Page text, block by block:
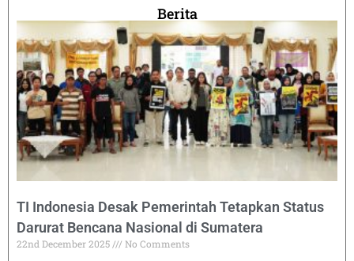
Berita
TI Indonesia Desak Pemerintah Tetapkan Status
Darurat Bencana Nasional di Sumatera
22nd December 2025
No Comments